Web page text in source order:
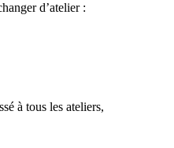
d’atelier :
à tous les ateliers,